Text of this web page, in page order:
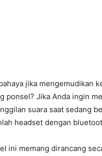
jika mengemudikan
ponsel? Jika Anda ingin
suara saat sedang
headset dengan
ini memang dirancang